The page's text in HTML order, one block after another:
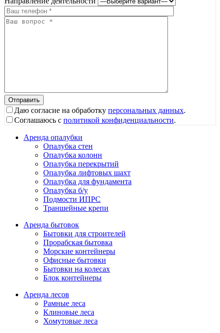
Даю согласие на обработку персональных данных.
Соглашаюсь с политикой конфиденциальности.
Аренда опалубки
Опалубка стен
Опалубка колонн
Опалубка перекрытий
Опалубка лифтовых шахт
Опалубка для фундамента
Опалубка б/у
Подмости ИПРС
Траншейные крепи
Аренда бытовок
Бытовки для строителей
Прорабская бытовка
Морские контейнеры
Офисные бытовки
Бытовки на колесах
Блок контейнеры
Аренда лесов
Рамные леса
Клиновые леса
Хомутовые леса